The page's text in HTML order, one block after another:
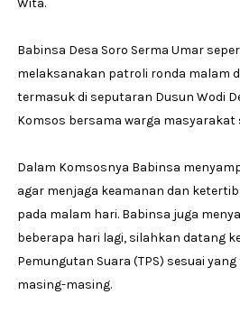
Wita.
Babinsa Desa Soro Serma Umar
melaksanakan patroli ronda malam
termasuk di seputaran Dusun Wodi
Komsos bersama warga masyarakat
Dalam Komsosnya Babinsa
agar menjaga keamanan dan
pada malam hari. Babinsa juga
beberapa hari lagi, silahkan datang
Pemungutan Suara (TPS) sesuai
masing-masing.